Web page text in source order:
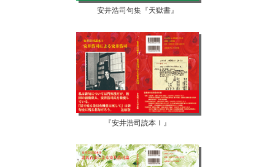
安井浩司句集『天獄書』
『安井浩司読本Ⅰ』